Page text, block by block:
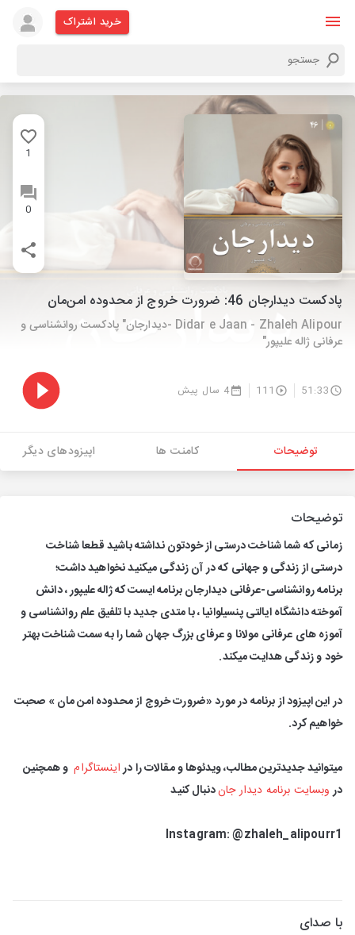
خرید اشتراک
1
0
پادکست دیدارجان 46: ضرورت خروج از محدوده امن‌مان
Didar e Jaan - Zhaleh Alipour -دیدارجان" پادکست روانشناسی و
عرفانی ژاله علیپور"
51:33
111 4 سال پیش
توضیحات کامنت ها اپیزودهای دیگر
توضیحات
زمانی که شما شناخت درستی از خودتون نداشته باشید قطعا شناخت
درستی از زندگی و جهانی که در آن زندگی میکنید نخواهید داشت؛
‎برنامه روانشناسی-عرفانی دیدارجان برنامه ایست که ژاله علیپور ، دانش
آموخته دانشگاه ایالتی پنسیلوانیا ، با متدی جدید با تلفیق علم روانشناسی و
آموزه های عرفانی مولانا و عرفای بزرگ جهان شما را به سمت شناخت بهتر
خود و زندگی هدایت میکند.
‎در این اپیزود از برنامه در مورد «ضرورت خروج از محدوده امن‌ مان » صحبت
خواهیم کرد.
اینستاگرام ‌ و همچنین
دروبسایت برنامه دیدار جاندنبال کنید
Instagram: @zhaleh_alipourr1
با صدای